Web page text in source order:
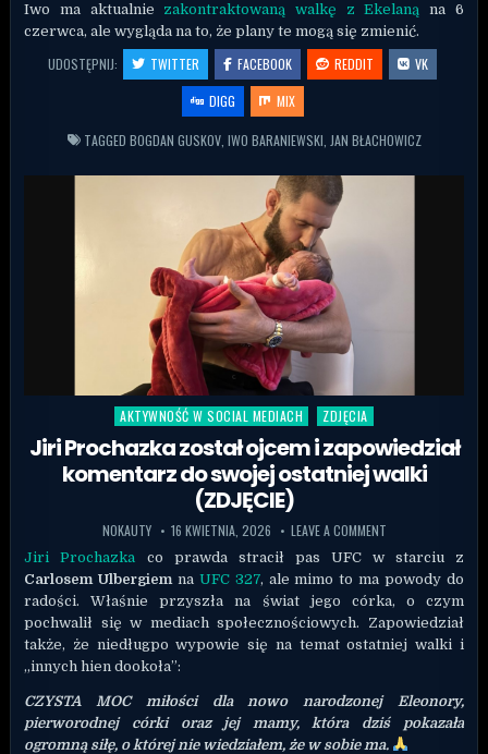
Iwo ma aktualnie zakontraktowaną walkę zEkelaną na 6
czerwca, ale wygląda na to, że plany te mogą się zmienić.
UDOSTĘPNIJ: TWITTER FACEBOOK REDDIT
VK
DIGG
MIX
TAGGED BOGDAN GUSKOV, IWO BARANIEWSKI JAN BŁACHOWICZ
Posted in
AKTYWNOŚĆ W SOCIAL MEDIACH ZDJĘCIA
Jiri Prochazka został ojcem i zapowiedział
komentarz do swojej ostatniej walki
(ZDJĘCIE)
NOKAUTY 16 KWIETNIA, 2026 LEAVE A COMMENT
Jiri Prochazka co prawda stracił pas UFC w starciu z
Carlosem Ulbergiem na UFC 327, ale mimo to ma powody do
radości. Właśnie przyszła na świat jego córka, o czym
pochwalił się w mediach społecznościowych. Zapowiedział
także, że niedługpo wypowie się na temat ostatniej walki i
„innych hien dookoła”:
CZYSTA MOC miłości dla nowo narodzonej Eleonory,
pierworodnej córki oraz jej mamy, która dziś pokazała
ogromną siłę, o której nie wiedziałem, że w sobie ma.